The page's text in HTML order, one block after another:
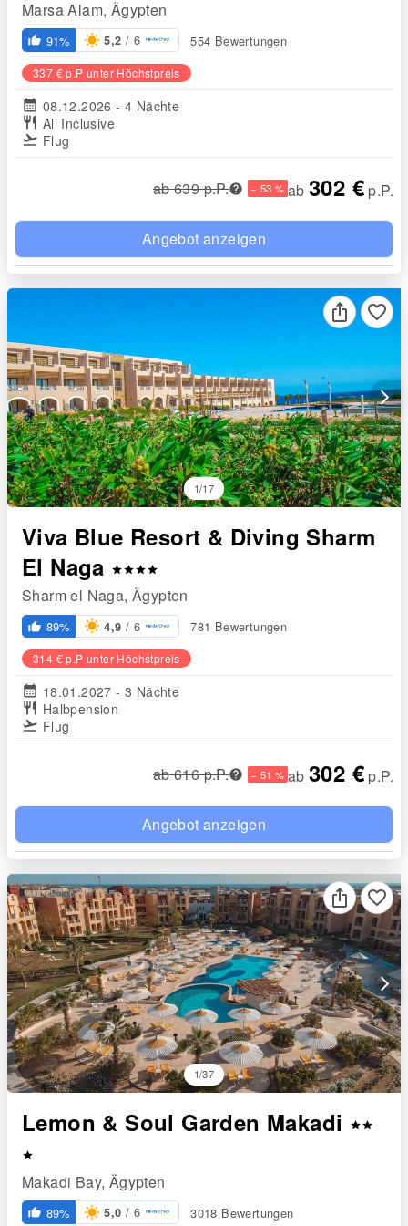
Marsa Alam, Ägypten
thumb_up_alt 91% 5,2 / 6 554 Bewertungen
337 € p.P unter Höchstpreis
calendar_month 08.12.2026 - 4 Nächte
restaurant All Inclusive
flight_takeoff Flug
ab 639 p.P. − 53 % ab 302 € p.P.
Angebot anzeigen
arrow_forward_ios
1/17
favorite_border
Viva Blue Resort & Diving Sharm
El Naga
starstarstarstar
Sharm el Naga, Ägypten
thumb_up_alt 89% 4,9 / 6 781 Bewertungen
314 € p.P unter Höchstpreis
calendar_month 18.01.2027 - 3 Nächte
restaurant Halbpension
flight_takeoff Flug
ab 616 p.P. − 51 % ab 302 € p.P.
Angebot anzeigen
arrow_forward_ios
1/37
favorite_border
Lemon & Soul Garden Makadi starstar
star
Makadi Bay, Ägypten
thumb_up_alt 89% 5,0 / 6 3018 Bewertungen